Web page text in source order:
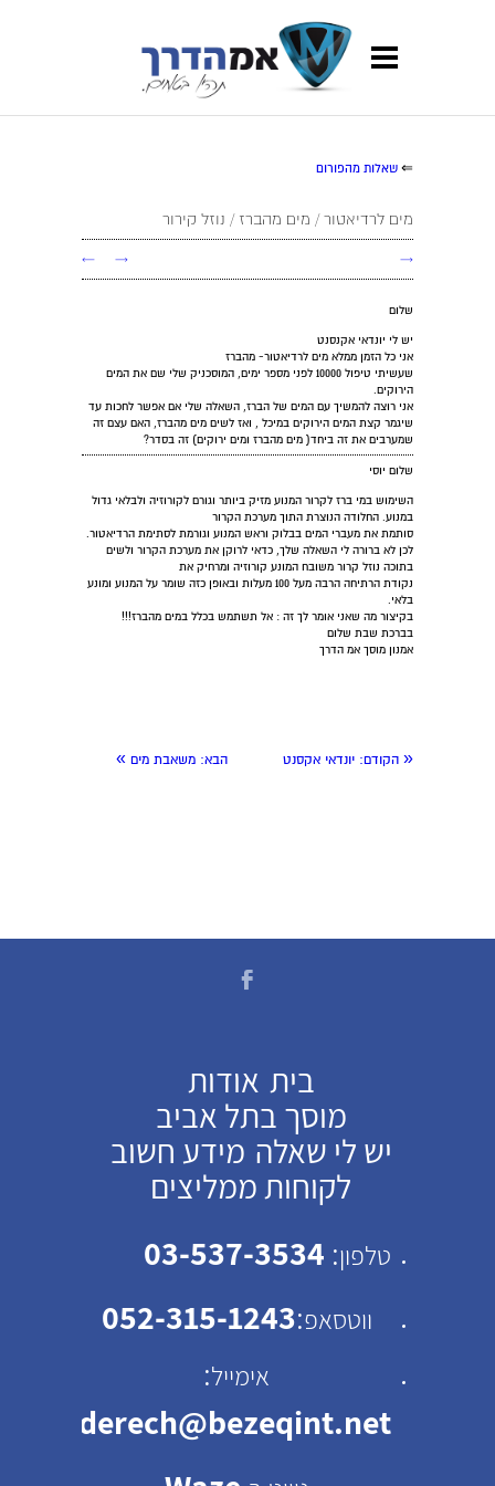
⇐ שאלות מהפורום
מים לרדיאטור / מים מהברז / נוזל קירור
→
→
←
שלום
יש לי יונדאי אקנסנט
אני כל הזמן ממלא מים לרדיאטור- מהברז
שעשיתי טיפול 10000 לפני מספר ימים, המוסכניק שלי שם את המים
הירוקים.
אני רוצה להמשיך עם המים של הברז, השאלה שלי אם אפשר לחכות עד
שיגמר קצת המים הירוקים במיכל , ואז לשים מים מהברז, האם עצם זה
שמערבים את זה ביחד( מים מהברז ומים ירוקים) זה בסדר?
שלום יוסי
השימוש במי ברז לקרור המנוע מזיק ביותר וגורם לקורוזיה ולבלאי גדול
במנוע. החלודה הנוצרת התוך מערכת הקרור
סותמת את מעברי המים בבלוק וראש המנוע וגורמת לסתימת הרדיאטור.
לכן לא ברורה לי השאלה שלך, כדאי לרוקן את מערכת הקרור ולשים
בתוכה נוזל קרור משובח המונע קורוזיה ומרחיק את
נקודת הרתיחה הרבה מעל 100 מעלות ובאופן כזה שומר על המנוע ומונע
בלאי.
בקיצור מה שאני אומר לך זה : אל תשתמש בכלל במים מהברז!!!
בברכת שבת שלום
אמנון מוסך אמ הדרך
« הקודם: יונדאי אקסנט הבא: משאבת מים »
בית אודות
מוסך בתל אביב
יש לי שאלה מידע חשוב
לקוחות ממליצים
טלפון:
03-537-3534
ווטסאפ:
052-315-1243
אימייל: